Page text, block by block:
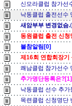
신모라클럽 참가선
낙동클럽 출전선수
새암부부 변경없슴.
동원클럽 출전 신청
불참알림[0]
제16회 연합회장기
쾌남클럽 참가선수
추가명단등록은
낙동클럽 선수 추
목련클럽 신청명